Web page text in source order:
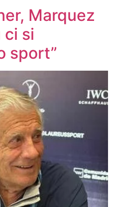
Marquez
ci si
sport”